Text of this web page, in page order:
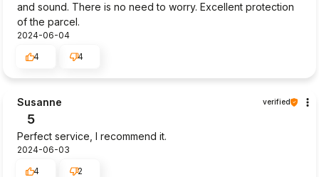
and sound. There is no need to worry. Excellent protection
of the parcel.
2024-06-04
4
4
Susanne verified
5
Perfect service, I recommend it.
2024-06-03
4
2